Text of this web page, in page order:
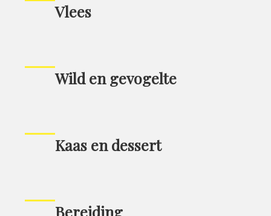
Vlees
Wild en gevogelte
Kaas en dessert
Bereiding